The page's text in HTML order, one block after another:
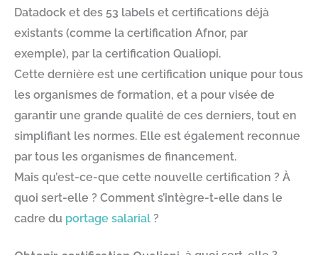
Datadock et des 53 labels et certifications déjà
existants (comme la certification Afnor, par
exemple), par la certification Qualiopi.
Cette dernière est une certification unique pour tous
les organismes de formation, et a pour visée de
garantir une grande qualité de ces derniers, tout en
simplifiant les normes. Elle est également reconnue
par tous les organismes de financement.
Mais qu’est-ce-que cette nouvelle certification ? À
quoi sert-elle ? Comment s’intègre-t-elle dans le
cadre du portage salarial ?